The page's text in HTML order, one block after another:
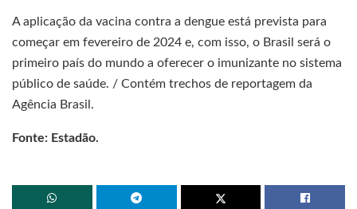
A aplicação da vacina contra a dengue está prevista para
começar em fevereiro de 2024 e, com isso, o Brasil será o
primeiro país do mundo a oferecer o imunizante no sistema
público de saúde. / Contém trechos de reportagem da
Agência Brasil.
Fonte: Estadão.